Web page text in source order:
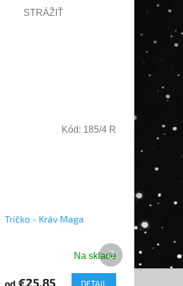
STRÁŽIŤ
Tričko - Kráv Maga
Na sklade
od €25,85 DETAIL
Kód: 185/4 R
Ďalší
produkt